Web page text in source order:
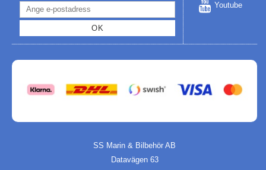
OK
Youtube
SS Marin & Bilbehör AB
Datavägen 63